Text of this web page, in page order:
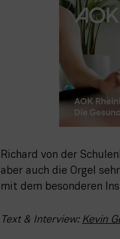
Richard von der
aber auch die Orgel
mit dem besonderen
Text & Interview: Kevin